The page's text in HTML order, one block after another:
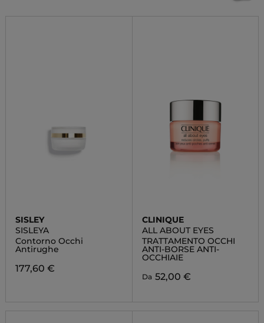
SISLEY
SISLEYA
Contorno Occhi
Antirughe
177,60 €
CLINIQUE
ALL ABOUT EYES
TRATTAMENTO OCCHI
ANTI-BORSE ANTI-
OCCHIAIE
Da 52,00 €